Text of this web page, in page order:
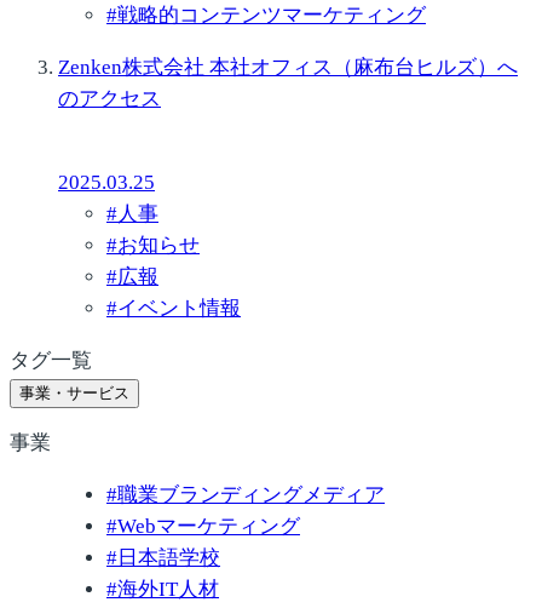
#戦略的コンテンツマーケティング
Zenken株式会社 本社オフィス（麻布台ヒルズ）へ
のアクセス
2025.03.25
# 人事
#お知らせ
#広報
#イベント情報
タグ一覧
事業・サービス
事業
#職業ブランディングメディア
#Webマーケティング
# 日本語学校
#海外IT人材